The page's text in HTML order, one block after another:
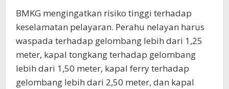
BMKG mengingatkan risiko tinggi terhadap
keselamatan pelayaran. Perahu nelayan harus
waspada terhadap gelombang lebih dari 1,25
meter, kapal tongkang terhadap gelombang
lebih dari 1,50 meter, kapal ferry terhadap
gelombang lebih dari 2,50 meter, dan kapal